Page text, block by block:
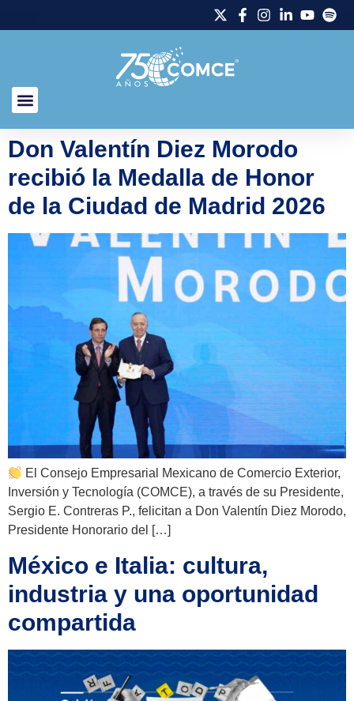
Don Valentín Diez Morodo
recibió la Medalla de Honor
de la Ciudad de Madrid 2026
El Consejo Empresarial Mexicano de Comercio Exterior,
Inversión y Tecnología (COMCE), a través de su Presidente,
Sergio E. Contreras P., felicitan a Don Valentín Diez Morodo,
Presidente Honorario del […]
México e Italia: cultura,
industria y una oportunidad
compartida